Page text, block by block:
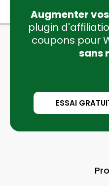
Augmenter
plugin
coupons pour
sans
ESSAI